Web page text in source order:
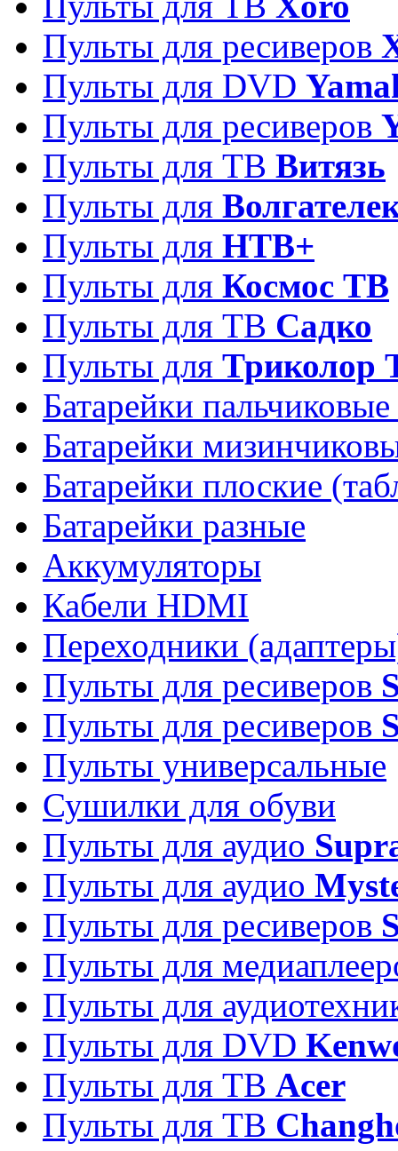
Пульты для ресиверов
Пульты для DVD
Пульты для ресиверов
Пульты для ТВ Витязь
Пульты для
Пульты для НТВ+
Пульты для Космос ТВ
Пульты для ТВ Садко
Пульты для Триколор
Батарейки
Батарейки
Батарейки плоские
Батарейки разные
Аккумуляторы
Кабели HDMI
Переходники
Пульты для ресиверов
Пульты для ресиверов
Пульты универсальные
Сушилки для обуви
Пульты для аудио
Пульты для аудио
Пульты для ресиверов
Пульты для
Пульты для
Пульты для DVD
Пульты для ТВ Acer
Пульты для ТВ